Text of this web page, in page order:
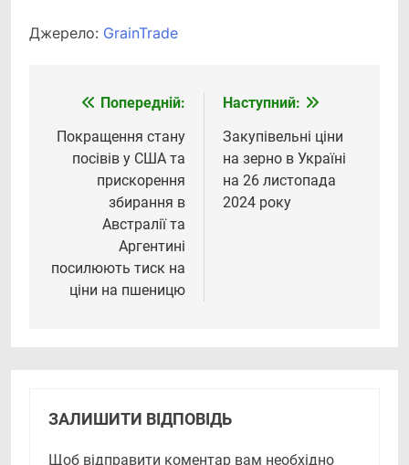
Джерело: GrainTrade
Навігація
записів
Попередній:
Покращення стану
посівів у США та
прискорення
збирання в
Австралії та
Аргентині
посилюють тиск на
ціни на пшеницю
Наступний:
Закупівельні ціни
на зерно в Україні
на 26 листопада
2024 року
ЗАЛИШИТИ ВІДПОВІДЬ
Щоб відправити коментар вам необхідно